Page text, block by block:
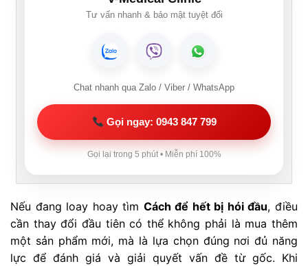
Tư vấn nhanh & bảo mật tuyệt đối
Chat nhanh qua Zalo / Viber / WhatsApp
Gọi ngay: 0943 847 799
Gọi lại trong 5 phút • Miễn phí 100%
Nếu đang loay hoay tìm Cách để hết bị hói đầu, điều
cần thay đổi đầu tiên có thể không phải là mua thêm
một sản phẩm mới, mà là lựa chọn đúng nơi đủ năng
lực để đánh giá và giải quyết vấn đề từ gốc. Khi